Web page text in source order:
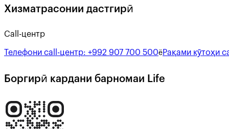
Хизматрасонии дастгирӣ
Call-центр
Телефони call-центр: +992 907 700 500ёРақами кӯтоҳи
Боргирӣ кардани барномаи Life